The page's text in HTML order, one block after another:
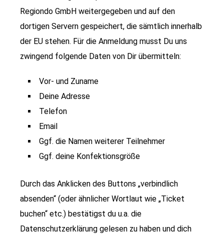
Regiondo GmbH weitergegeben und auf den
dortigen Servern gespeichert, die sämtlich innerhalb
der EU stehen. Für die Anmeldung musst Du uns
zwingend folgende Daten von Dir übermitteln:
Vor- und Zuname
Deine Adresse
Telefon
Email
Ggf. die Namen weiterer Teilnehmer
Ggf. deine Konfektionsgröße
Durch das Anklicken des Buttons „verbindlich
absenden“ (oder ähnlicher Wortlaut wie „Ticket
buchen“ etc.) bestätigst du u.a. die
Datenschutzerklärung gelesen zu haben und dich